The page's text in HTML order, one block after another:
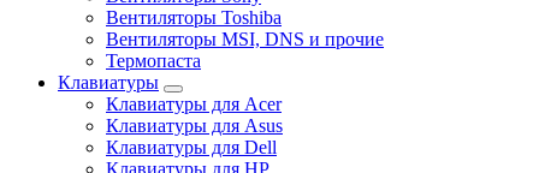
Вентиляторы Toshiba
Вентиляторы MSI, DNS и прочие
Термопаста
Клавиатуры
Клавиатуры для Acer
Клавиатуры для Asus
Клавиатуры для Dell
Клавиатуры для HP